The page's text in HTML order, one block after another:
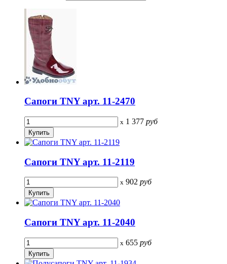
Сапоги TNY арт. 11-2470
x 1 377 руб
Сапоги TNY арт. 11-2119
x 902 руб
Сапоги TNY арт. 11-2040
x 655 руб